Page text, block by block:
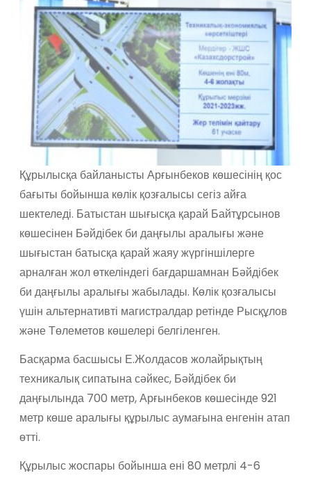
Құрылысқа байланысты Арғынбеков көшесінің қос
бағыты бойынша көлік қозғалысы сегіз айға
шектеледі. Батыстан шығысқа қарай Байтұрсынов
көшесінен Бәйдібек би даңғылы аралығы және
шығыстан батысқа қарай жаяу жүргіншілерге
арналған жол өткеліндегі бағдаршамнан Бәйдібек
би даңғылы аралығы жабылады. Көлік қозғалысы
үшін альтернативті магистралдар ретінде Рысқұлов
және Төлеметов көшелері белгіленген.
Басқарма басшысы Е.Жолдасов жолайрықтың
техникалық сипатына сәйкес, Бәйдібек би
даңғылында 700 метр, Арғынбеков көшесінде 921
метр көше аралығы құрылыс аумағына енгенін атап
өтті.
Құрылыс жоспары бойынша ені 80 метрлі 4-6